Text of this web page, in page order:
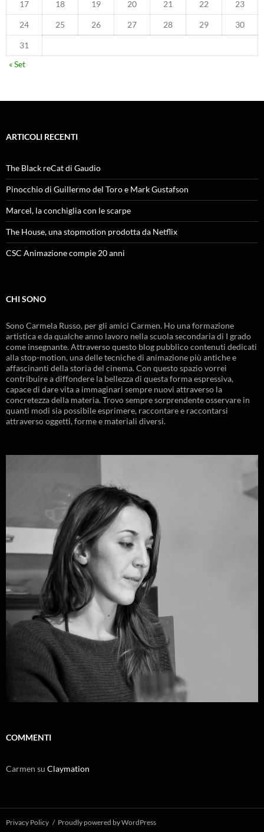
17 18 19 20 21 22 23
24 25 26 27 28 29 30
31
« Set
ARTICOLI RECENTI
The Black reCat di Gaudio
Pinocchio di Guillermo del Toro e Mark Gustafson
Marcel, la conchiglia con le scarpe
The House, una stopmotion prodotta da Netflix
CSC Animazione compie 20 anni
CHI SONO
Sono Carmela Russo, per gli amici Carmen. Ho una formazione
artistica e da qualche anno lavoro nella scuola secondaria di I grado
come insegnante. Attraverso questo blog pubblico contenuti dedicati
alla stop-motion, una delle tecniche di animazione più antiche e
affascinanti della storia del cinema. Con questo spazio vorrei
contribuire a diffondere la bellezza di questa forma espressiva,
capace di dare vita a immaginari sempre nuovi attraverso la
concretezza della materia. Trovo sempre sorprendente osservare in
quanti modi sia possibile esprimere, raccontare e raccontarsi
attraverso oggetti, forme e materiali diversi.
COMMENTI
Carmen su Claymation
Privacy Policy Proudly powered by WordPress